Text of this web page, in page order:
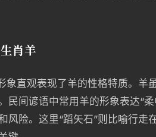
肖羊
象直观表现了羊的性格特质。羊
民间谚语中常用羊的形象表达“
风险。这里“蹈矢石”则比喻行走